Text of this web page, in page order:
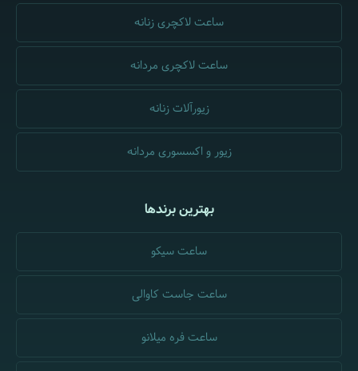
ساعت لاکچری زنانه
ساعت لاکچری مردانه
زیورآلات زنانه
زیور و اکسسوری مردانه
بهترین برندها
ساعت سیکو
ساعت جاست کاوالی
ساعت فره میلانو